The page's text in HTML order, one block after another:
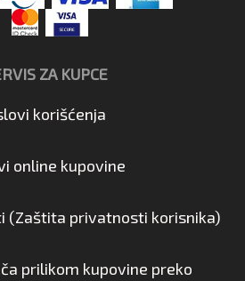
ZA KUPCE
korišćenja
online kupovine
(Zaštita privatnosti korisnika)
prilikom kupovine preko